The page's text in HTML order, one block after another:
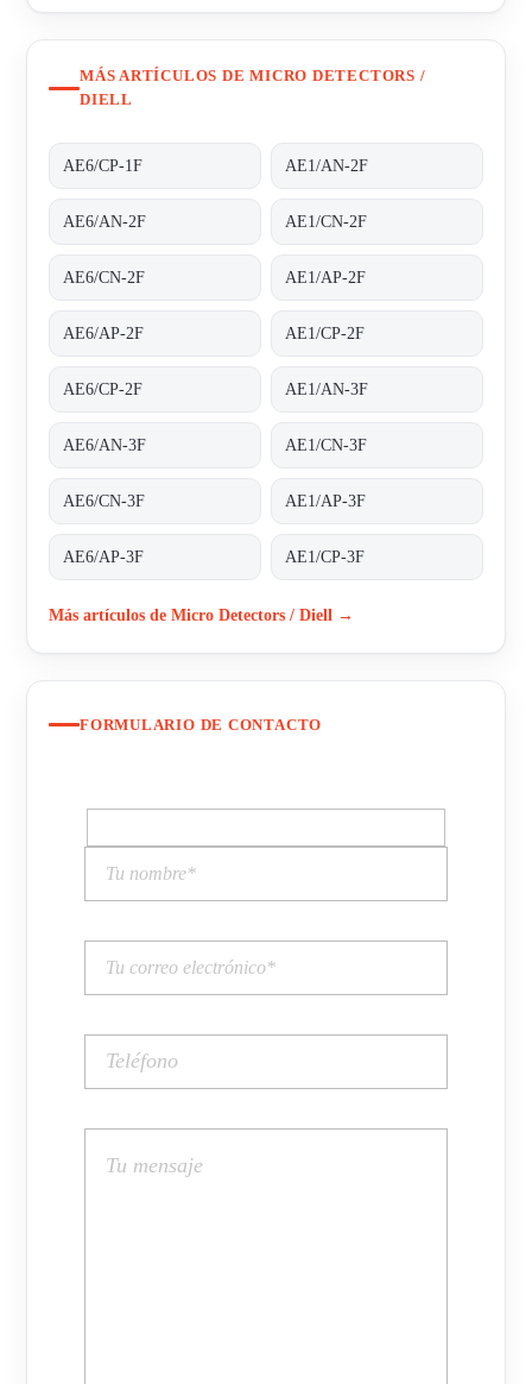
MÁS ARTÍCULOS DE MICRO DETECTORS /
DIELL
AE6/CP-1F AE1/AN-2F
AE6/AN-2F AE1/CN-2F
AE6/CN-2F AE1/AP-2F
AE6/AP-2F AE1/CP-2F
AE6/CP-2F AE1/AN-3F
AE6/AN-3F AE1/CN-3F
AE6/CN-3F AE1/AP-3F
AE6/AP-3F AE1/CP-3F
Más artículos de Micro Detectors / Diell →
FORMULARIO DE CONTACTO